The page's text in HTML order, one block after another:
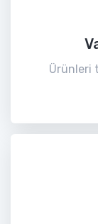
Ürünleri